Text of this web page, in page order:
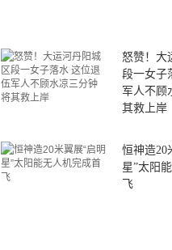
怒赞！大
段一女子
军人不顾
其救上岸
恒神造20
星”太阳
飞